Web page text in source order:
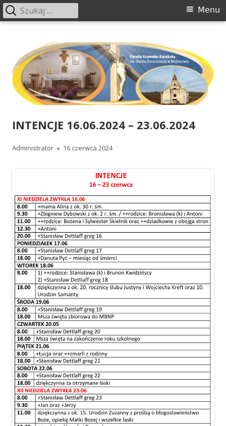
treści
Menu
Menu
Szukaj:
INTENCJE 16.06.2024 – 23.06.2024
Autor
Administrator Opublikowano
16 czerwca 2024